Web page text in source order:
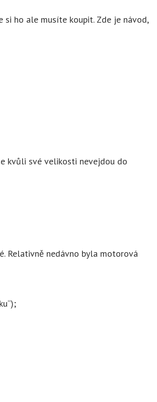
ho ale musíte koupit. Zde je návod,
kvůli své velikosti nevejdou do
Relativně nedávno byla motorová